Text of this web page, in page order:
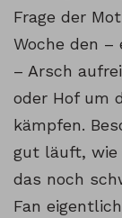
Frage der
Woche den
– Arsch
oder Hof um
kämpfen.
gut läuft, wie
das noch
Fan